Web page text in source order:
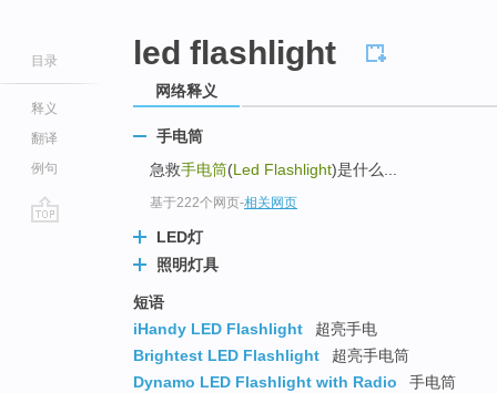
目录
释义
翻译
例句
led flashlight
网络释义
手电筒
急救手电筒(Led Flashlight)是什么...
基于222个网页-相关网页
LED灯
照明灯具
短语
iHandy LED Flashlight
超亮手电
Brightest LED Flashlight
超亮手电筒
Dynamo LED Flashlight with Radio
手电筒